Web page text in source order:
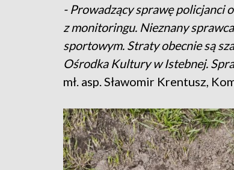
- Prowadzący sprawę policjanci
z monitoringu. Nieznany
sportowym. Straty obecnie są
Ośrodka Kultury w Istebnej.
mł. asp. Sławomir Krentusz,